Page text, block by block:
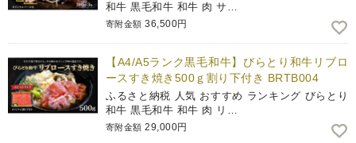
和牛 黒毛和牛 和牛 肉 サ…
寄附金額 36,500円
【A4/A5ランク黒毛和牛】びらとり和牛リブロ
ースすき焼き500ｇ割り下付き BRTB004
ふるさと納税 人気 おすすめ ランキング びらとり
和牛 黒毛和牛 和牛 肉 リ…
寄附金額 29,000円